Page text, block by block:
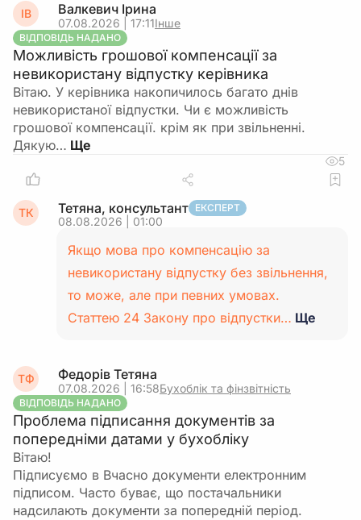
ІВ Валкевич Ірина
07.08.2026 | 17:11Інше
ВІДПОВІДЬ НАДАНО
Можливість грошової компенсації за
невикористану відпустку керівника
Вітаю. У керівника накопичилось багато днів
невикористаної відпустки. Чи є можливість
грошової компенсації. крім як при звільненні.
Дякую…
5
ТК Тетяна, консультант ЕКСПЕРТ
08.08.2026 | 01:00
Якщо мова про компенсацію за
невикористану відпустку без звільнення,
то може, але при певних умовах.
Статтею 24 Закону про відпустки… Ще
ТФ Федорів Тетяна
07.08.2026 | 16:58Бухоблік та фінзвітність
ВІДПОВІДЬ НАДАНО
Проблема підписання документів за
попередніми датами у бухобліку
Вітаю!
Підписуємо в Вчасно документи електронним
підписом. Часто буває, що постачальники
надсилають документи за попередній період.